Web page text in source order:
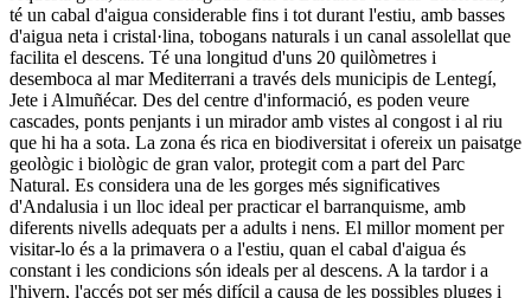
té un cabal d'aigua considerable fins i tot durant l'estiu, amb basses
d'aigua neta i cristal·lina, tobogans naturals i un canal assolellat que
facilita el descens. Té una longitud d'uns 20 quilòmetres i
desemboca al mar Mediterrani a través dels municipis de Lentegí,
Jete i Almuñécar. Des del centre d'informació, es poden veure
cascades, ponts penjants i un mirador amb vistes al congost i al riu
que hi ha a sota. La zona és rica en biodiversitat i ofereix un paisatge
geològic i biològic de gran valor, protegit com a part del Parc
Natural. Es considera una de les gorges més significatives
d'Andalusia i un lloc ideal per practicar el barranquisme, amb
diferents nivells adequats per a adults i nens. El millor moment per
visitar-lo és a la primavera o a l'estiu, quan el cabal d'aigua és
constant i les condicions són ideals per al descens. A la tardor i a
l'hivern, l'accés pot ser més difícil a causa de les possibles pluges i